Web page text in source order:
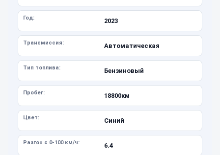
Год: 2023
Трансмиссия: Автоматическая
Тип топлива: Бензиновый
Пробег: 18800км
Цвет: Синий
Разгон с 0-100 км/ч: 6.4